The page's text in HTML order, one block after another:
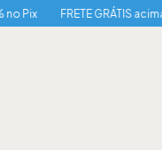
FRETE GRÁTIS acima de